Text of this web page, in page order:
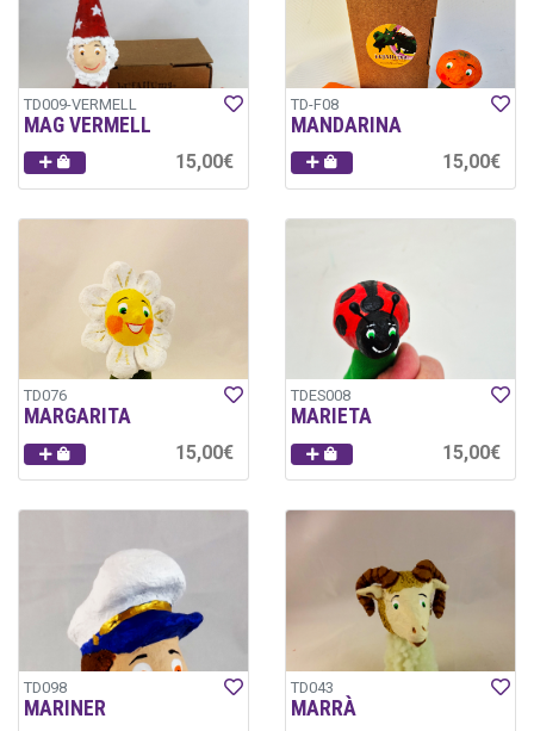
TD009-VERMELL
MAG VERMELL
15,00€
TD-F08
MANDARINA
15,00€
TD076
MARGARITA
15,00€
TDES008
MARIETA
15,00€
TD098
MARINER
TD043
MARRÀ